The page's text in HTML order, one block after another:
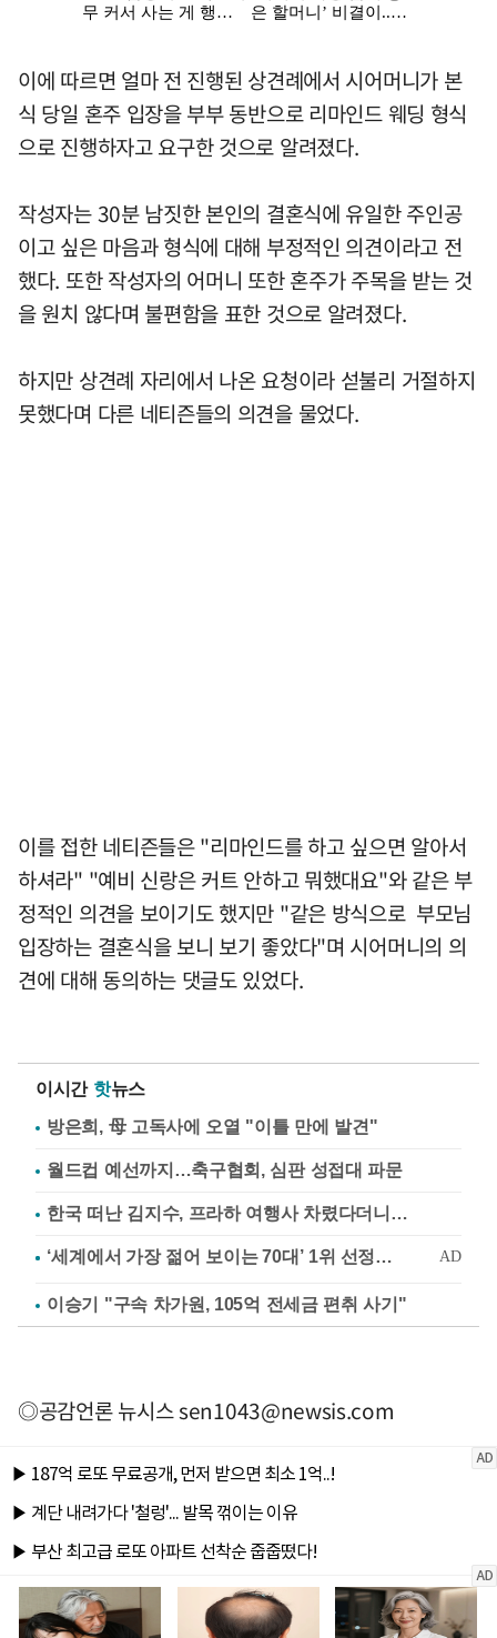
이에 따르면 얼마 전 진행된 상견례에서 시어머니가 본
식 당일 혼주 입장을 부부 동반으로 리마인드 웨딩 형식
으로 진행하자고 요구한 것으로 알려졌다.
작성자는 30분 남짓한 본인의 결혼식에 유일한 주인공
이고 싶은 마음과 형식에 대해 부정적인 의견이라고 전
했다. 또한 작성자의 어머니 또한 혼주가 주목을 받는 것
을 원치 않다며 불편함을 표한 것으로 알려졌다.
하지만 상견례 자리에서 나온 요청이라 섣불리 거절하지
못했다며 다른 네티즌들의 의견을 물었다.
이를 접한 네티즌들은 "리마인드를 하고 싶으면 알아서
하셔라" "예비 신랑은 커트 안하고 뭐했대요"와 같은 부
정적인 의견을 보이기도 했지만 "같은 방식으로 부모님
입장하는 결혼식을 보니 보기 좋았다"며 시어머니의 의
견에 대해 동의하는 댓글도 있었다.
이시간 핫뉴스
방은희, 母 고독사에 오열 "이틀 만에 발견"
월드컵 예선까지…축구협회, 심판 성접대 파문
한국 떠난 김지수, 프라하 여행사 차렸다더니…
이승기 "구속 차가원, 105억 전세금 편취 사기"
◎공감언론 뉴시스sen1043@newsis.com